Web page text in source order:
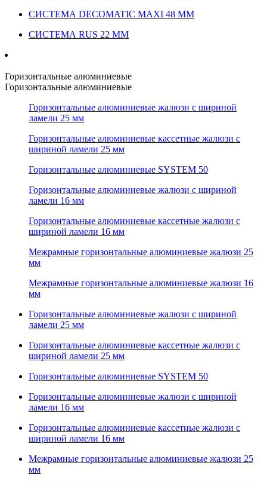
СИСТЕМА DECOMATIC MAXI 48 ММ
СИСТЕМА RUS 22 ММ
Горизонтальные алюминиевые
Горизонтальные алюминиевые
Горизонтальные алюминиевые жалюзи с шириной
ламели 25 мм
Горизонтальные алюминиевые кассетные жалюзи с
шириной ламели 25 мм
Горизонтальные алюминиевые SYSTEM 50
Горизонтальные алюминиевые жалюзи с шириной
ламели 16 мм
Горизонтальные алюминиевые кассетные жалюзи с
шириной ламели 16 мм
Межрамные горизонтальные алюминиевые жалюзи 25
мм
Межрамные горизонтальные алюминиевые жалюзи 16
мм
Горизонтальные алюминиевые жалюзи с шириной
ламели 25 мм
Горизонтальные алюминиевые кассетные жалюзи с
шириной ламели 25 мм
Горизонтальные алюминиевые SYSTEM 50
Горизонтальные алюминиевые жалюзи с шириной
ламели 16 мм
Горизонтальные алюминиевые кассетные жалюзи с
шириной ламели 16 мм
Межрамные горизонтальные алюминиевые жалюзи 25
мм